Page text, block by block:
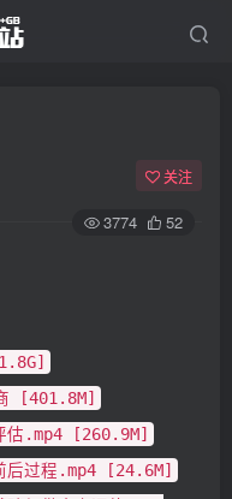
关注
3774 52
[401.8M]
[260.9M]
程.mp4 [24.6M]